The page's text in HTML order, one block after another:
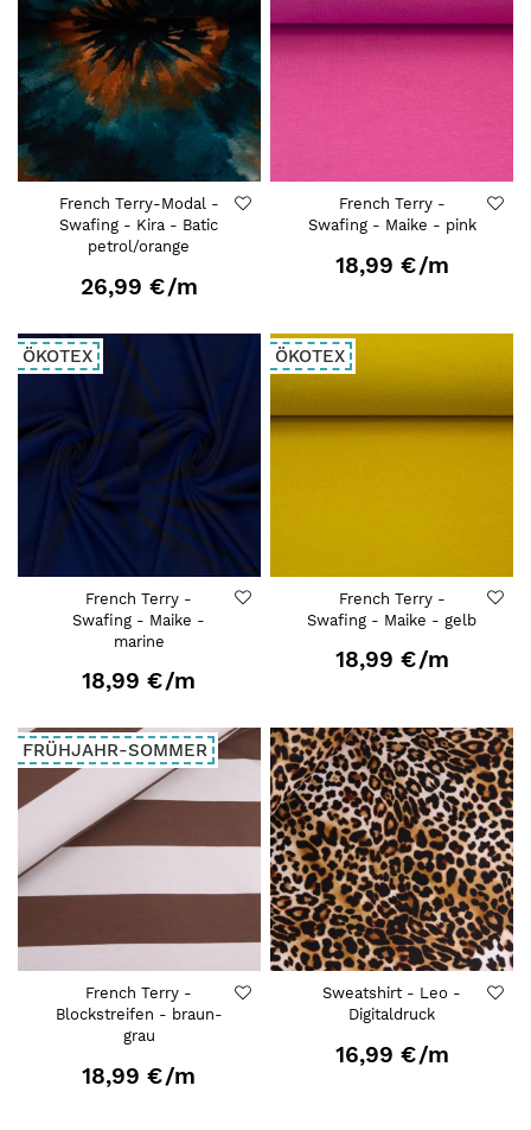
French Terry-Modal -
Swafing - Kira - Batic
petrol/orange
26,99 €/m
French Terry -
Swafing - Maike - pink
18,99 €/m
ÖKOTEX
French Terry -
Swafing - Maike -
marine
18,99 €/m
ÖKOTEX
French Terry -
Swafing - Maike - gelb
18,99 €/m
FRÜHJAHR-SOMMER
French Terry -
Blockstreifen - braun-
grau
18,99 €/m
Sweatshirt - Leo -
Digitaldruck
16,99 €/m